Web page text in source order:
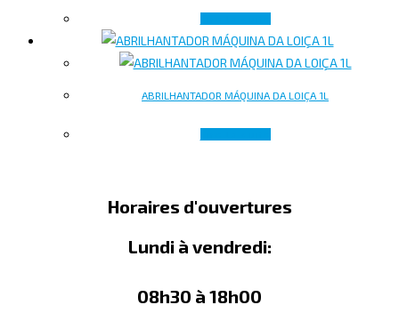
ABRILHANTADOR MÁQUINA DA LOIÇA 1L
Horaires d'ouvertures
Lundi à vendredi:
08h30 à 18h00